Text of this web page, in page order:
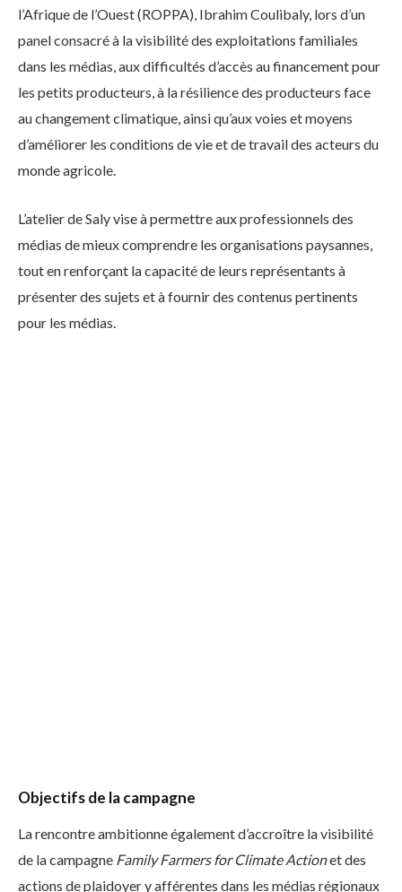
l’Afrique de l’Ouest (ROPPA), Ibrahim Coulibaly, lors d’un
panel consacré à la visibilité des exploitations familiales
dans les médias, aux difficultés d’accès au financement pour
les petits producteurs, à la résilience des producteurs face
au changement climatique, ainsi qu’aux voies et moyens
d’améliorer les conditions de vie et de travail des acteurs du
monde agricole.
L’atelier de Saly vise à permettre aux professionnels des
médias de mieux comprendre les organisations paysannes,
tout en renforçant la capacité de leurs représentants à
présenter des sujets et à fournir des contenus pertinents
pour les médias.
Objectifs de la campagne
La rencontre ambitionne également d’accroître la visibilité
de la campagne Family Farmers for Climate Actionet des
actions de plaidoyer y afférentes dans les médias régionaux